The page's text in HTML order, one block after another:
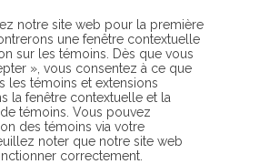
notre site web pour la première
une fenêtre contextuelle
sur les témoins. Dès que vous
», vous consentez à ce que
les témoins et extensions
la fenêtre contextuelle et la
témoins. Vous pouvez
des témoins via votre
noter que notre site web
correctement.